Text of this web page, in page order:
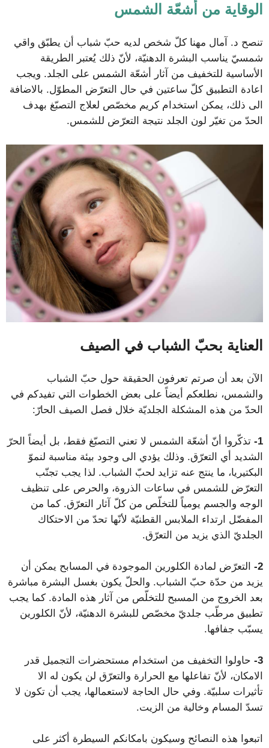
الوقاية من أشعّة الشمس
تنصح د. آمال مهنا كلّ شخص لديه حبّ شباب أن يطبّق واقي
شمسيّ يناسب البشرة الدهنيّة، لأنّ ذلك يُعتبر الطريقة
الأساسية للتخفيف من آثار أشعّة الشمس على الجلد. ويجب
اعادة التطبيق كلّ ساعتين في حال التعرّض المطوّل. بالاضافة
الى ذلك، يمكن استخدام كريم مخصّص لعلاج التصبّغ بهدف
الحدّ من تغيّر لون الجلد نتيجة التعرّض للشمس.
العناية بحبّ الشباب في الصيف
الآن بعد أن صرتم تعرفون الحقيقة حول حبّ الشباب
والشمس، نطلعكم أيضاً على بعض الخطوات التي تفيدكم في
الحدّ من هذه المشكلة الجلديّة خلال فصل الصيف الحارّ:
1-
تذكّروا أنّ أشعّة الشمس لا تعني التصبّغ فقط، بل أيضاً الحرّ
الشديد أي التعرّق. وذلك يؤدي الى وجود بيئة مناسبة لنموّ
البكتيريا، ما ينتج عنه تزايد لحبّ الشباب. لذا يجب تجنّب
التعرّض للشمس في ساعات الذروة، والحرص على تنظيف
الوجه والجسم يومياً للتخلّص من كلّ آثار التعرّق. كما من
المفضّل ارتداء الملابس القطنيّة لأنّها تحدّ من الاحتكاك
الجلديّ الذي يزيد من التعرّق.
2-
التعرّض لمادة الكلورين الموجودة في المسابح يمكن أن
يزيد من حدّة حبّ الشباب. والحلّ يكون بغسل البشرة مباشرة
بعد الخروج من المسبح للتخلّص من آثار هذه المادة. كما يجب
تطبيق مرطّب جلديّ مخصّص للبشرة الدهنيّة، لأنّ الكلورين
يسبّب جفافها.
3-
حاولوا التخفيف من استخدام مستحضرات التجميل قدر
الامكان، لأنّ تفاعلها مع الحرارة والتعرّق لن يكون له الا
تأثيرات سلبيّة. وفي حال الحاجة لاستعمالها، يجب أن تكون لا
تسدّ المسام وخالية من الزيت.
اتبعوا هذه النصائح وسيكون بامكانكم السيطرة أكثر على